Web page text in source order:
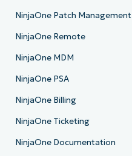
NinjaOne Patch Management
NinjaOne Remote
NinjaOne MDM
NinjaOne PSA
NinjaOne Billing
NinjaOne Ticketing
NinjaOne Documentation